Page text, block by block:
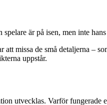
är på isen, men inte
missa de små detaljerna –
uppstår.
utvecklas. Varför fungerade